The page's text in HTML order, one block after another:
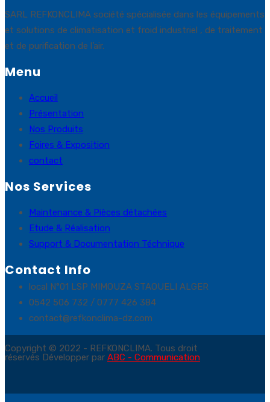
SARL REFKONCLIMA société spécialisée dans les équipements
et solutions de climatisation et froid industriel , de traitement
et de purification de l’air.
Menu
Accueil
Présentation
Nos Produits
Foires & Exposition
contact
Nos Services
Maintenance & Pièces détachées
Etude & Réalisation
Support & Documentation Téchnique
Contact Info
local N°01 LSP MIMOUZA STAOUELI ALGER
0542 506 732 / 0777 426 384
contact@refkonclima-dz.com
Copyright © 2022 - REFKONCLIMA. Tous droit
réservés Développer par ABC - Communication